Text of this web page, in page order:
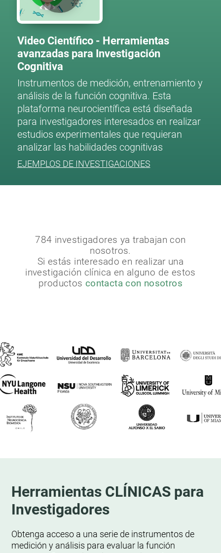
Video Científico - Herramientas
avanzadas para Investigación
Cognitiva
Instrumentos de medición, entrenamiento y
análisis de la función cognitiva. Esta
plataforma neurocientífica está diseñada
para investigadores interesados en realizar
estudios experimentales que requieran
analizar las habilidades cognitivas
EJEMPLOS DE INVESTIGACIONES
784 investigadores ya trabajan con
nosotros.
Si estás interesado en realizar una
investigación clínica en alguno de estos
productos contacta con nosotros
Herramientas CLÍNICAS para
Investigadores
Obtenga acceso a una serie de instrumentos de
medición y análisis para evaluar la función